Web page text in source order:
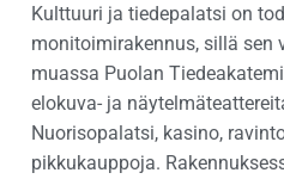
Kulttuuri ja tiedepalatsi on
monitoimirakennus, sillä sen
muassa Puolan
elokuva- ja
Nuorisopalatsi, kasino,
pikkukauppoja.